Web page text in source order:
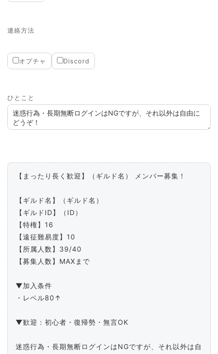
連絡方法
オプチャ Discord
ひとこと
【まったり長く歓迎】（ギルド名） メンバー募集！
【ギルド名】（ギルド名）
【ギルドID】（ID）
【特権】16
【遠征難易度】10
【所属人数】39/40
【募集人数】MAXまで
▼加入条件
・レベル80↑
▼歓迎：初心者・復帰勢・無言OK
迷惑行為・長期無断ログインはNGですが、それ以外は自